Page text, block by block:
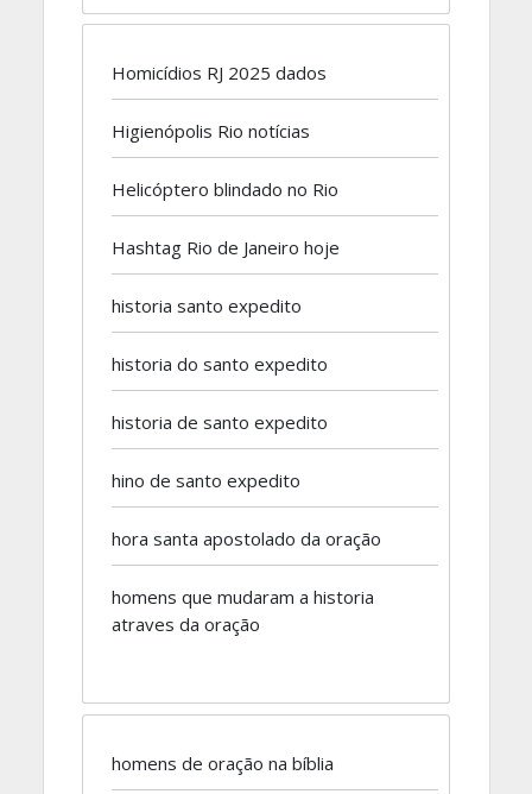
Homicídios RJ 2025 dados
Higienópolis Rio notícias
Helicóptero blindado no Rio
Hashtag Rio de Janeiro hoje
historia santo expedito
historia do santo expedito
historia de santo expedito
hino de santo expedito
hora santa apostolado da oração
homens que mudaram a historia
atraves da oração
homens de oração na bíblia